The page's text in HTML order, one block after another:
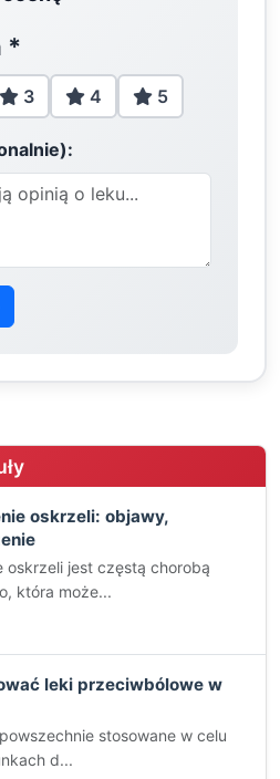
*
3 4 5
oskrzeli: objawy,
oskrzeli jest częstą chorobą
która może...
leki przeciwbólowe w
stosowane w celu
d...